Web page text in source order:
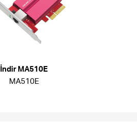
İndir MA510E
MA510E